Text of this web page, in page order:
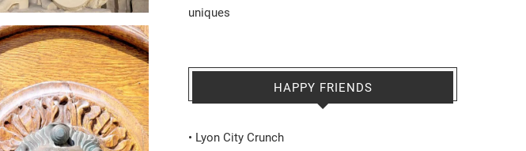
uniques
HAPPY FRIENDS
• Lyon City Crunch